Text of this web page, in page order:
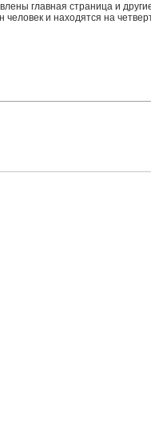
главная страница и
и находятся на